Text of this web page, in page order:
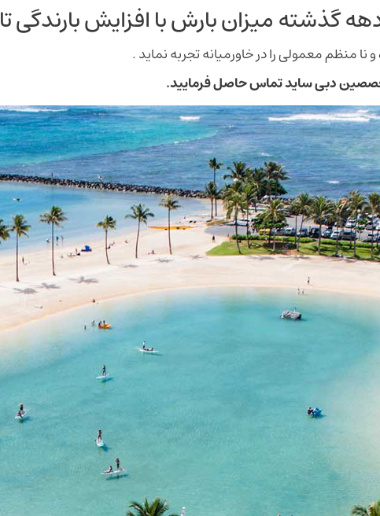
بارش با افزایش بارندگی تا 150 میلیمتر افزایش یافته
نا منظم معمولی را در خاورمیانه تجربه نماید .
دبی ساید تماس حاصل فرمایید.